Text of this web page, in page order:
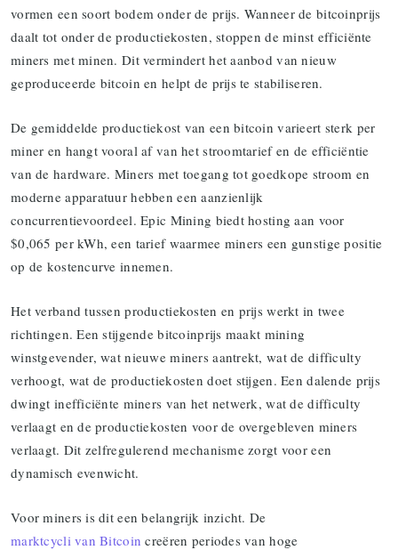
vormen een soort bodem onder de prijs. Wanneer de bitcoinprijs
daalt tot onder de productiekosten, stoppen de minst efficiënte
miners met minen. Dit vermindert het aanbod van nieuw
geproduceerde bitcoin en helpt de prijs te stabiliseren.
De gemiddelde productiekost van een bitcoin varieert sterk per
miner en hangt vooral af van het stroomtarief en de efficiëntie
van de hardware. Miners met toegang tot goedkope stroom en
moderne apparatuur hebben een aanzienlijk
concurrentievoordeel. Epic Mining biedt hosting aan voor
$0,065 per kWh, een tarief waarmee miners een gunstige positie
op de kostencurve innemen.
Het verband tussen productiekosten en prijs werkt in twee
richtingen. Een stijgende bitcoinprijs maakt mining
winstgevender, wat nieuwe miners aantrekt, wat de difficulty
verhoogt, wat de productiekosten doet stijgen. Een dalende prijs
dwingt inefficiënte miners van het netwerk, wat de difficulty
verlaagt en de productiekosten voor de overgebleven miners
verlaagt. Dit zelfregulerend mechanisme zorgt voor een
dynamisch evenwicht.
Voor miners is dit een belangrijk inzicht. De
marktcycli van Bitcoin creëren periodes van hoge